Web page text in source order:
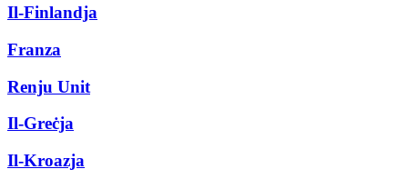
Il-Finlandja
Franza
Renju Unit
Il-Greċja
Il-Kroazja